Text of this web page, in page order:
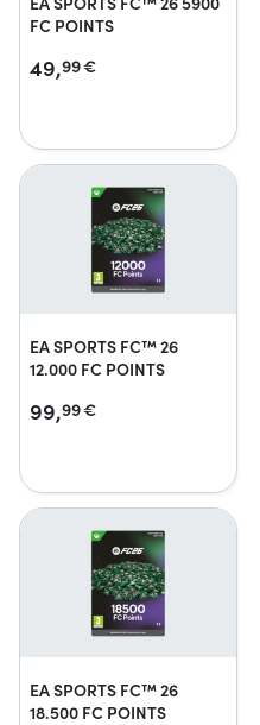
FC POINTS
49,99€
EA SPORTS FC™ 26
12.000 FC POINTS
99,99€
EA SPORTS FC™ 26
18.500 FC POINTS